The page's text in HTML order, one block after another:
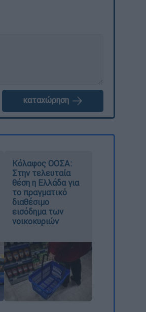
καταχώρηση
Κόλαφος ΟΟΣΑ:
Στην τελευταία
θέση η Ελλάδα για
το πραγματικό
διαθέσιμο
εισόδημα των
νοικοκυριών